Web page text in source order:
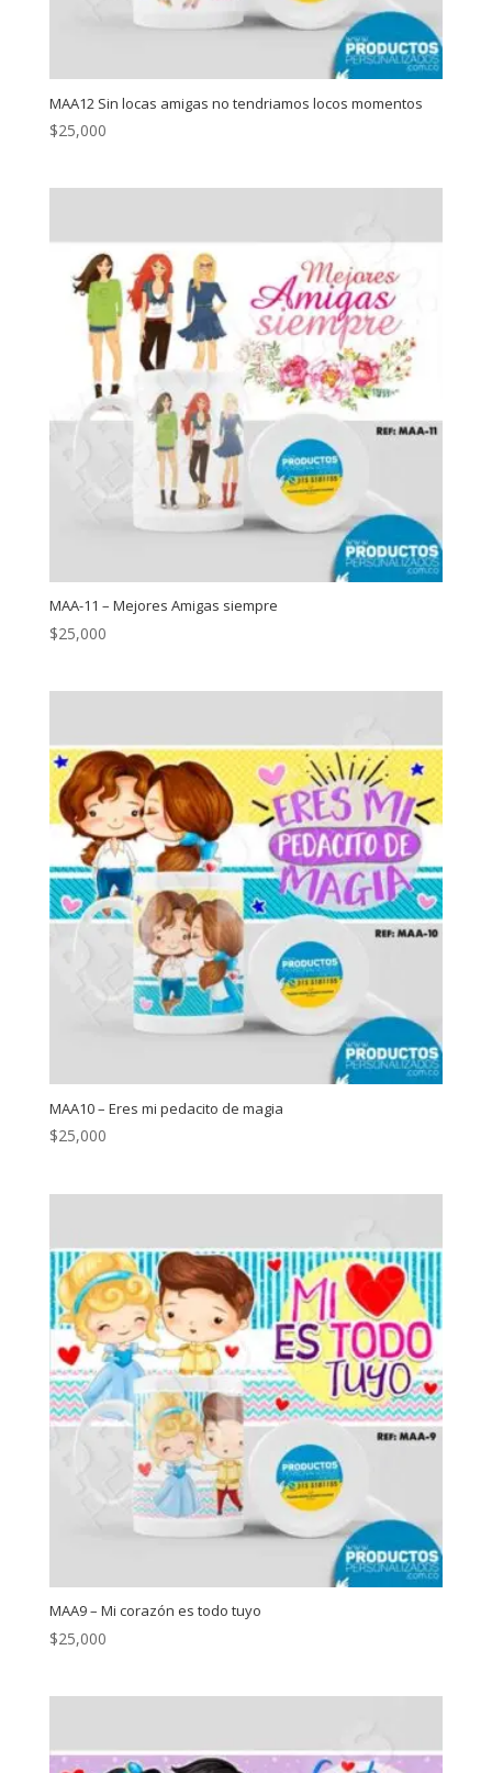
MAA12 Sin locas amigas no tendriamos locos momentos
$25,000
MAA-11 – Mejores Amigas siempre
$25,000
MAA10 – Eres mi pedacito de magia
$25,000
MAA9 – Mi corazón es todo tuyo
$25,000